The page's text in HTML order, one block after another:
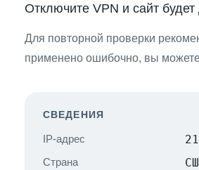
Отключите VPN и сайт будет
Для повторной проверки
применено ошибочно, вы
СВЕДЕНИЯ
IP-адрес
Страна